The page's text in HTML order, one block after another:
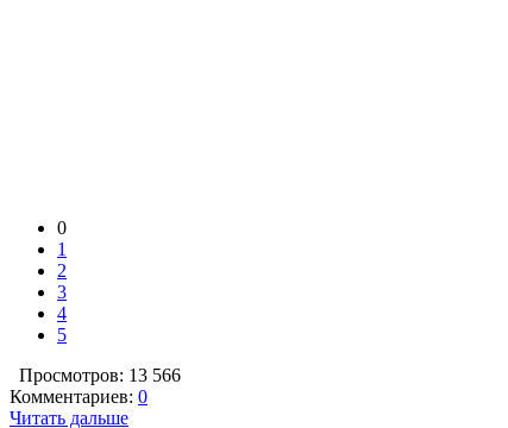
0
1
2
3
4
5
Просмотров: 13 566
Комментариев: 0
Читать дальше